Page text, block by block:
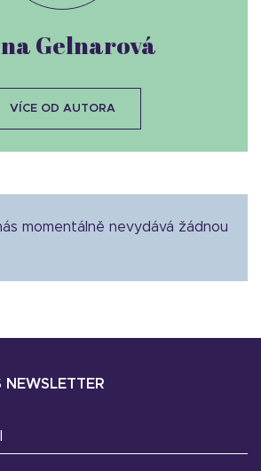
momentálně nevydává žádnou
Gelnarová
VÍCE OD AUTORA
NEWSLETTER